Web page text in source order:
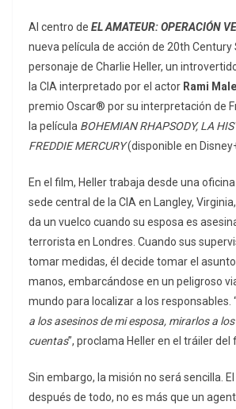
Al centro de EL AMATEUR: OPERACIÓN
nueva película de acción de 20th Century
personaje de Charlie Heller, un
la CIA interpretado por el actor Rami
premio Oscar® por su interpretación de
la película BOHEMIAN RHAPSODY, LA
FREDDIE MERCURY(disponible en
En el film, Heller trabaja desde una
sede central de la CIA en Langley,
da un vuelco cuando su esposa es
terrorista en Londres. Cuando sus
tomar medidas, él decide tomar el
manos, embarcándose en un peligroso
mundo para localizar a los responsables.
a los asesinos de mi esposa, mirarlos a
cuentas”, proclama Heller en el tráiler del
Sin embargo, la misión no será sencilla.
después de todo, no es más que un